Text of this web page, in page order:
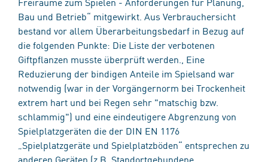
Bau und Betrieb“ mitgewirkt. Aus Verbrauchersicht
bestand vor allem Überarbeitungsbedarf in Bezug auf
die folgenden Punkte: Die Liste der verbotenen
Giftpflanzen musste überprüft werden., Eine
Reduzierung der bindigen Anteile im Spielsand war
notwendig (war in der Vorgängernorm bei Trockenheit
extrem hart und bei Regen sehr "matschig bzw.
schlammig") und eine eindeutigere Abgrenzung von
Spielplatzgeräten die der DIN EN 1176
„Spielplatzgeräte und Spielplatzböden“ entsprechen zu
anderen Geräten (z.B. Standortgebundene